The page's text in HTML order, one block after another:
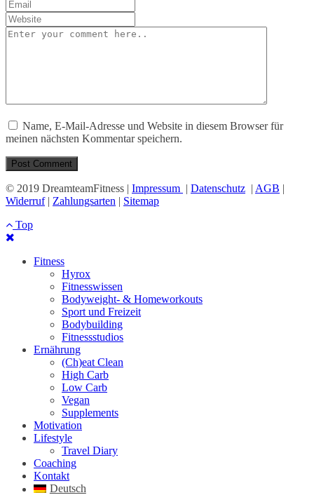
Name, E-Mail-Adresse und Website in diesem Browser für
meinen nächsten Kommentar speichern.
© 2019 DreamteamFitness | Impressum | Datenschutz | AGB |
Widerruf| Zahlungsarten | Sitemap
Top
Fitness
Hyrox
Fitnesswissen
Bodyweight- & Homeworkouts
Sport und Freizeit
Bodybuilding
Fitnessstudios
Ernährung
(Ch)eat Clean
High Carb
Low Carb
Vegan
Supplements
Motivation
Lifestyle
Travel Diary
Coaching
Kontakt
Deutsch